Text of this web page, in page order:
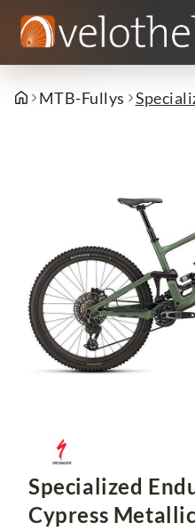
MTB-Fullys
Specialized
Cypress